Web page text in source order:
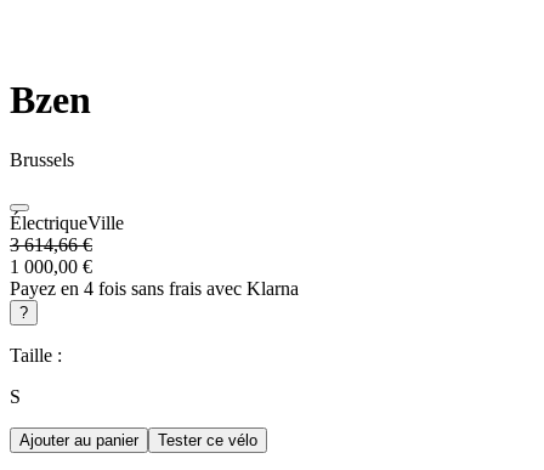
Bzen
Brussels
ÉlectriqueVille
3 614,66 €
1 000,00 €
Payez en 4 fois sans frais avec Klarna
?
Taille :
S
Ajouter au panier Tester ce vélo